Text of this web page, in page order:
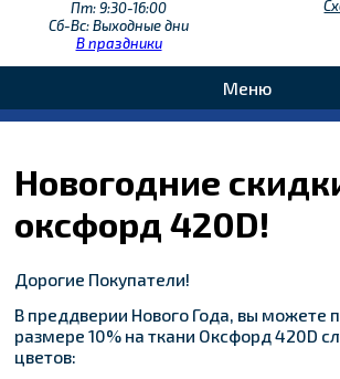
Пт: 9:30-16:00
Сб-Вс: Выходные дни
В праздники
Меню
Новогодние
оксфорд 420D!
Дорогие Покупатели!
В преддверии Нового Года, вы можете
размере 10% на ткани Оксфорд 420D
цветов: